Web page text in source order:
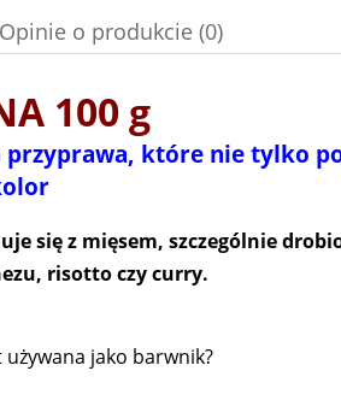
zawiera ewentualnych kosztów
Opinie o produkcie (0)
100 g
które nie tylko
się z mięsem, szczególnie
risotto czy curry.
jako barwnik?